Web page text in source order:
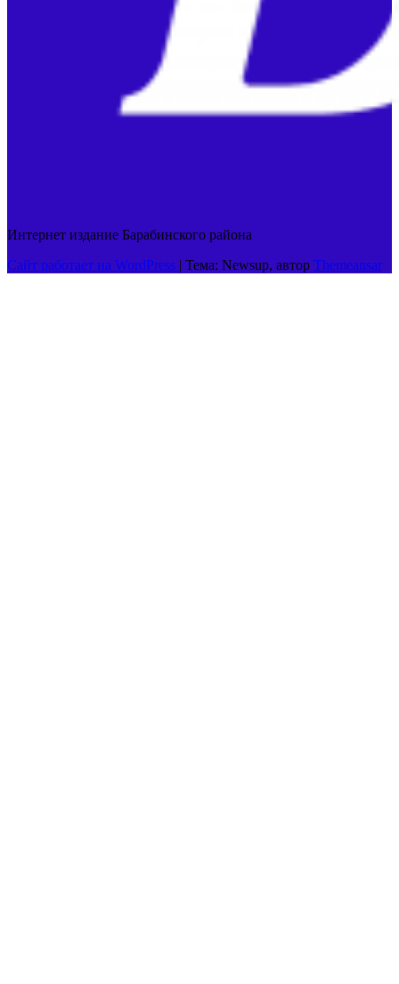
Интернет издание Барабинского района
Сайт работает на WordPress | Тема: Newsup, автор Themeansar